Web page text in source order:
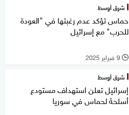
شرق أوسط
حماس تؤكد عدم رغبتها في "العودة
للحرب" مع إسرائيل
l 9 فبراير 2025
شرق أوسط
إسرائيل تعلن استهداف مستودع
أسلحة لحماس في سوريا